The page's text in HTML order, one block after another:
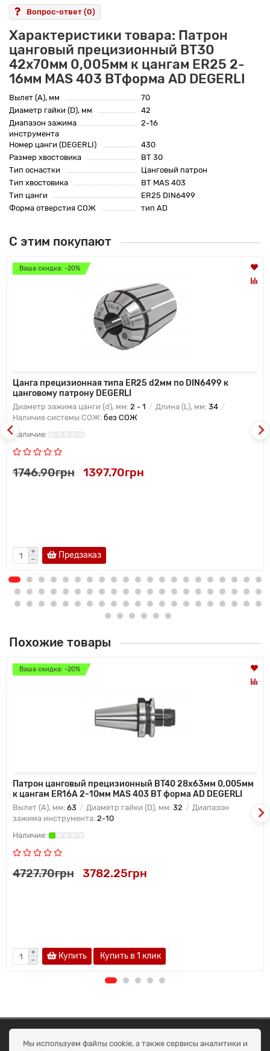
Вопрос-ответ (0)
Характеристики товара: Патрон
цанговый прецизионный BT30
42x70мм 0,005мм к цангам ER25 2-
16мм MAS 403 BTформа AD DEGERLI
Вылет (A), мм
70
Диаметр гайки (D), мм
42
Диапазон зажима
инструмента
2-16
Номер цанги (DEGERLI)
430
Размер хвостовика
BT 30
Тип оснастки
Цанговый патрон
Тип хвостовика
BT MAS 403
Тип цанги
ER25 DIN6499
Форма отверстия СОЖ
тип AD
С этим покупают
Ваша скидка: -20%
Цанга прецизионная типа ER25 d2мм по DIN6499 к
цанговому патрону DEGERLI
Диаметр зажима цанги (d), мм: 2 - 1 Длина (L), мм: 34
Наличие системы СОЖ: без СОЖ
1746.90грн 1397.70грн
Предзаказ
Похожие товары
Ваша скидка: -20%
Патрон цанговый прецизионный BT40 28x63мм 0,005мм
к цангам ER16A 2-10мм MAS 403 BT форма AD DEGERLI
Вылет (A), мм: 63 Диаметр гайки (D), мм: 32
Диапазон
зажима инструмента: 2-10
4727.70грн 3782.25грн
Купить Купить в 1 клик
ОКЕАН ТРЕЙД
Договір публичної оферти
Мы используем файлы cookie, а также сервисы аналитики и